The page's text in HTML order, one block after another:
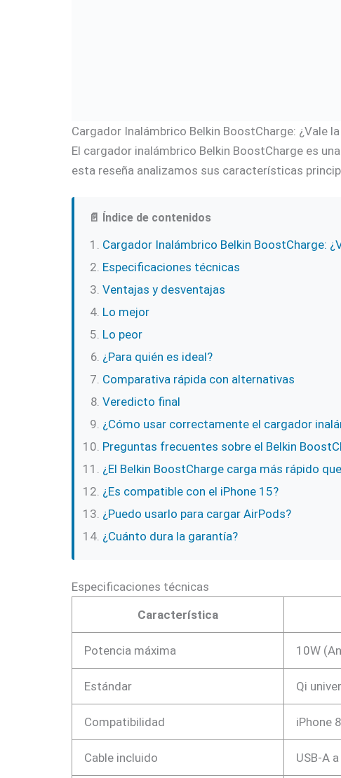
Cargador Inalámbrico Belkin BoostCharge: ¿Vale
El cargador inalámbrico Belkin BoostCharge es
esta reseña analizamos sus características
📄 Índice de contenidos
Cargador Inalámbrico Belkin BoostCharge:
Especificaciones técnicas
Ventajas y desventajas
Lo mejor
Lo peor
¿Para quién es ideal?
Comparativa rápida con alternativas
Veredicto final
¿Cómo usar correctamente el cargador
Preguntas frecuentes sobre el Belkin
¿El Belkin BoostCharge carga más rápido
¿Es compatible con el iPhone 15?
¿Puedo usarlo para cargar AirPods?
¿Cuánto dura la garantía?
Especificaciones técnicas
Característica
Potencia máxima 10W
Estándar Qi
Compatibilidad iPhone
Cable incluido USB-A